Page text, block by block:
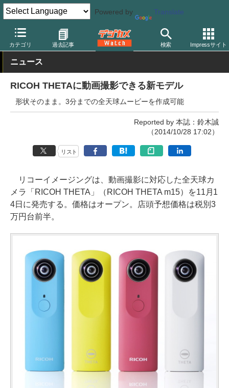
Powered by Translate
カテゴリ 過去記事 検索 Impressサイト
デジカメ Watch カメラ レンズ一体型（コンパクト）カメラ リ
ニュース
RICOH THETAに動画撮影できる新モデル
形状そのまま。3分までの全天球ムービーを作成可能
Reported by 本誌：鈴木誠
（2014/10/28 17:02）
リスト
リコーイメージングは、動画撮影に対応した全天球カ
メラ「RICOH THETA」（RICOH THETA m15）を11月1
4日に発売する。価格はオープン。店頭予想価格は税別3
万円台前半。